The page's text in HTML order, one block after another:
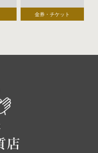
金券・チケット